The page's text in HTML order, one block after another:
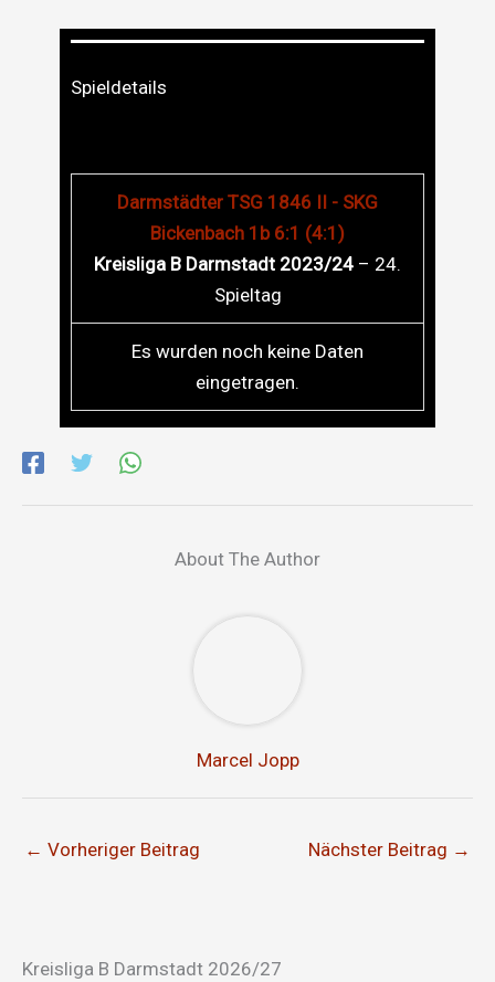
Spieldetails
Darmstädter TSG 1846 II - SKG
Bickenbach 1b 6:1 (4:1)
Kreisliga B Darmstadt 2023/24 – 24.
Spieltag
Es wurden noch keine Daten
eingetragen.
About The Author
Marcel Jopp
← Vorheriger Beitrag Nächster Beitrag →
Kreisliga B Darmstadt 2026/27